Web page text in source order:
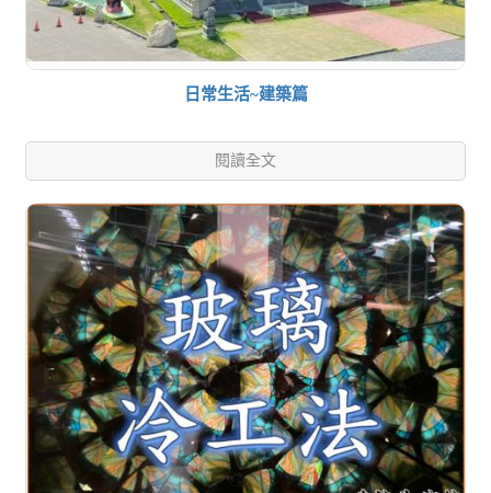
日常生活~建築篇
閱讀全文